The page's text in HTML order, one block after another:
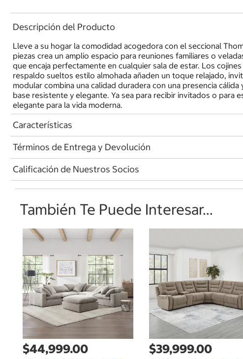
Descripción del Producto
Lleve a su hogar la comodidad acogedora con el seccional
piezas crea un amplio espacio para reuniones familiares o
que encaja perfectamente en cualquier sala de estar. Los
respaldo sueltos estilo almohada añaden un toque relajado,
modular combina una calidad duradera con una presencia
base resistente y elegante. Ya sea para recibir invitados o
elegante para la vida moderna.
Características
Términos de Entrega y Devolución
Calificación de Nuestros Socios
También Te Puede Interesar...
$44,999.00 $39,999.00